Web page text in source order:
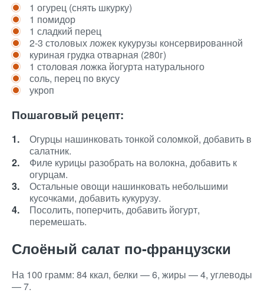
1 огурец (снять шкурку)
1 помидор
1 сладкий перец
2-3 столовых ложек кукурузы консервированной
куриная грудка отварная (280г)
1 столовая ложка йогурта натурального
соль, перец по вкусу
укроп
Пошаговый рецепт:
Огурцы нашинковать тонкой соломкой, добавить в
салатник.
Филе курицы разобрать на волокна, добавить к
огурцам.
Остальные овощи нашинковать небольшими
кусочками, добавить кукурузу.
Посолить, поперчить, добавить йогурт,
перемешать.
Слоёный салат по-французски
На 100 грамм: 84 ккал, белки — 6, жиры — 4, углеводы
— 7.